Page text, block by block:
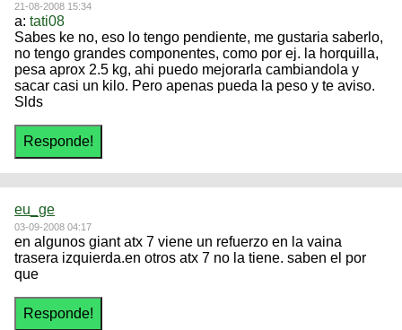
21-08-2008 15:34
a: tati08
Sabes ke no, eso lo tengo pendiente, me gustaria saberlo,
no tengo grandes componentes, como por ej. la horquilla,
pesa aprox 2.5 kg, ahi puedo mejorarla cambiandola y
sacar casi un kilo. Pero apenas pueda la peso y te aviso.
Slds
eu_ge
03-09-2008 04:17
en algunos giant atx 7 viene un refuerzo en la vaina
trasera izquierda.en otros atx 7 no la tiene. saben el por
que